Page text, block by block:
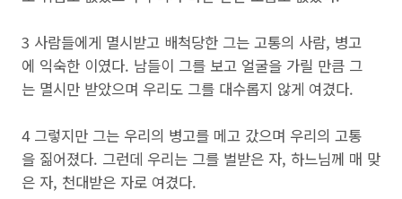
3 사람들에게 멸시받고 배척당한 그는 고통의 사람, 병고
에 익숙한 이였다. 남들이 그를 보고 얼굴을 가릴 만큼 그
는 멸시만 받았으며 우리도 그를 대수롭지 않게 여겼다.
4 그렇지만 그는 우리의 병고를 메고 갔으며 우리의 고통
을 짊어졌다. 그런데 우리는 그를 벌받은 자, 하느님께 매 맞
은 자, 천대받은 자로 여겼다.